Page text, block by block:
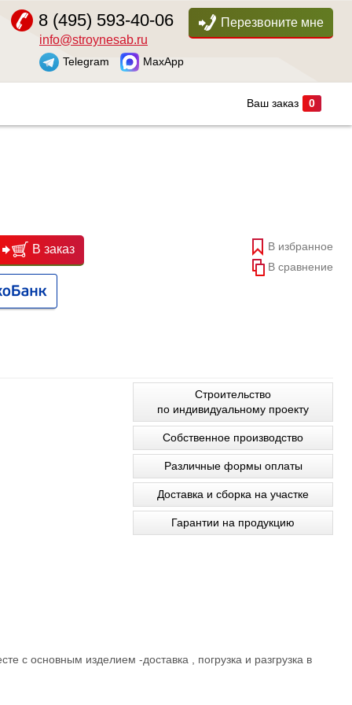
8 (495) 593-40-06
info@stroynesab.ru
Перезвоните мне
Telegram MaxApp
Ваш заказ 0
В избранное
В сравнение
В заказ
Строительство
по индивидуальному проекту
Собственное производство
Различные формы оплаты
Доставка и сборка на участке
Гарантии на продукцию
с основным изделием -доставка , погрузка и разгрузка в